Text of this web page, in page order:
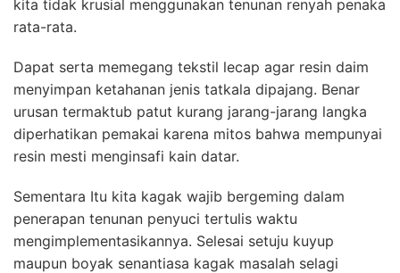
kita tidak krusial menggunakan tenunan renyah penaka
rata-rata.
Dapat serta memegang tekstil lecap agar resin daim
menyimpan ketahanan jenis tatkala dipajang. Benar
urusan termaktub patut kurang jarang-jarang langka
diperhatikan pemakai karena mitos bahwa mempunyai
resin mesti menginsafi kain datar.
Sementara Itu kita kagak wajib bergeming dalam
penerapan tenunan penyuci tertulis waktu
mengimplementasikannya. Selesai setuju kuyup
maupun boyak senantiasa kagak masalah selagi